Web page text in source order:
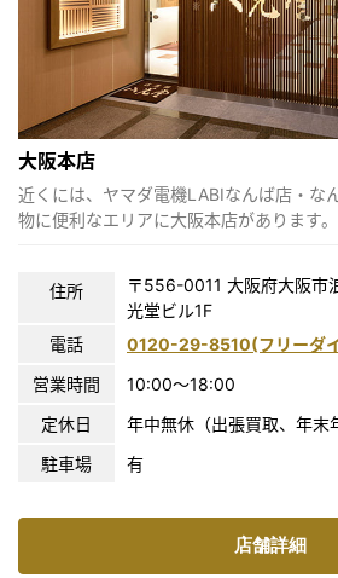
大阪本店
近くには、ヤマダ電機LABIなんば店・な
物に便利なエリアに大阪本店があります。
住所
〒556-0011 大阪府大阪市
光堂ビル1F
電話
0120-29-8510(フリーダ
営業時間
10:00〜18:00
定休日
年中無休（出張買取、年末
駐車場
有
店舗詳細